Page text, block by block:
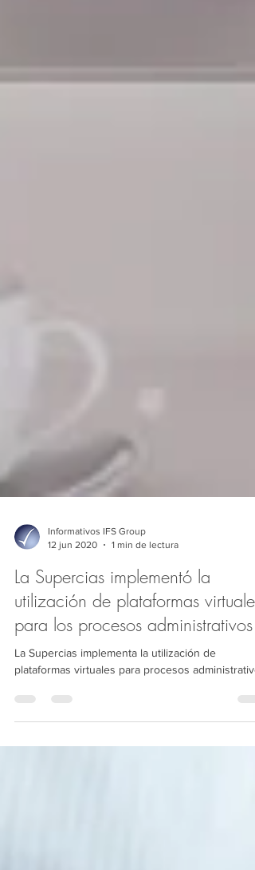
12 jun 2020
1 min de lectura
La Supercias implementó la
utilización de plataformas virtuales
para los procesos administrativos
plataformas virtuales para procesos